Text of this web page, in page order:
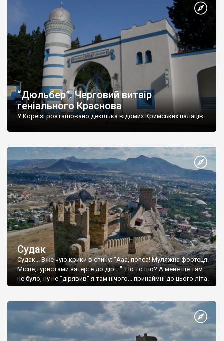
“Дюльбер”. Черговий витвір
геніального Краснова
У Кореїзі розташовано декілька відомих Кримських палаців.
Судак
Судак... Вже чую крики в спину: "Ааа, попса! Муляжна фортеця!
Місце,туристами затерте до дір!..." Но то шо? А мене ще там
не було, ну не "дірявив" я там нічого... принаймні до цього літа.